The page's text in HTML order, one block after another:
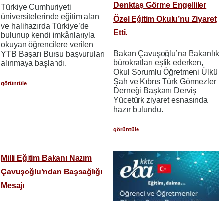
Türkiye Cumhuriyeti
üniversitelerinde eğitim alan
ve halihazırda Türkiye’de
bulunup kendi imkânlarıyla
okuyan öğrencilere verilen
YTB Başarı Bursu başvuruları
alınmaya başlandı.
görüntüle
Denktaş Görme Engelliler
Özel Eğitim Okulu’nu Ziyaret
Etti.
Bakan Çavuşoğlu’na Bakanlık
bürokratları eşlik ederken,
Okul Sorumlu Öğretmeni Ülkü
Şah ve Kıbrıs Türk Görmezler
Derneği Başkanı Derviş
Yücetürk ziyaret esnasında
hazır bulundu.
görüntüle
Milli Eğitim Bakanı Nazım
Çavuşoğlu’ndan Başsağlığı
Mesajı